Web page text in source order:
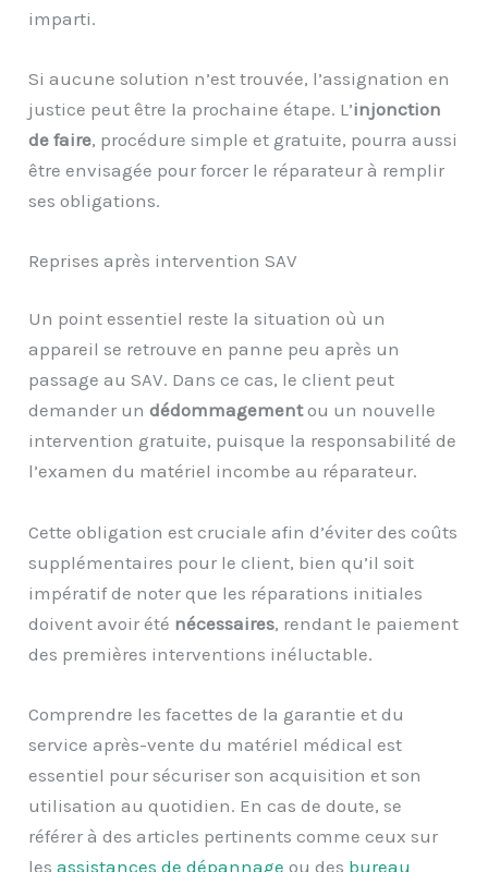
imparti.
Si aucune solution n’est trouvée, l’assignation en
justice peut être la prochaine étape. L’injonction
de faire, procédure simple et gratuite, pourra aussi
être envisagée pour forcer le réparateur à remplir
ses obligations.
Reprises après intervention SAV
Un point essentiel reste la situation où un
appareil se retrouve en panne peu après un
passage au SAV. Dans ce cas, le client peut
demander undédommagementou un nouvelle
intervention gratuite, puisque la responsabilité de
l’examen du matériel incombe au réparateur.
Cette obligation est cruciale afin d’éviter des coûts
supplémentaires pour le client, bien qu’il soit
impératif de noter que les réparations initiales
doivent avoir été nécessaires, rendant le paiement
des premières interventions inéluctable.
Comprendre les facettes de la garantie et du
service après-vente du matériel médical est
essentiel pour sécuriser son acquisition et son
utilisation au quotidien. En cas de doute, se
référer à des articles pertinents comme ceux sur
lesassistances de dépannage ou des bureau